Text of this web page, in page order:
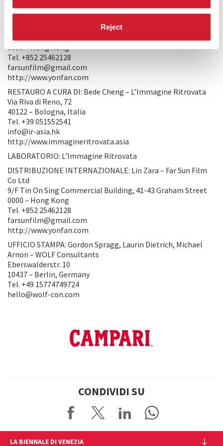
Reject
PRODUZIONE/DISTRIBUZIONE
PRODUZIONE: Yonfan– Far Sun Film Co Ltd
0000 – Hong Kong
Tel. +852 25462128
farsunfilm@gmail.com
http://www.yonfan.com
RESTAURO A CURA DI: Bede Cheng – L’Immagine Ritrovata
Via Riva di Reno, 72
40122 – Bologna, Italia
Tel. +39 051552541
info@ir-asia.hk
http://www.immagineritrovata.asia
LABORATORIO: L’Immagine Ritrovata
DISTRIBUZIONE INTERNAZIONALE: Lin Zara – Far Sun Film
Co Ltd
9/F Tin On Sing Commercial Building, 41-43 Graham Street
0000 – Hong Kong
Tel. +852 25462128
farsunfilm@gmail.com
http://www.yonfan.com
UFFICIO STAMPA: Gordon Spragg, Laurin Dietrich, Michael
Arnon – WOLF Consultants
Eberswalderstr. 10
10437 – Berlin, Germany
Tel. +49 15774749724
hello@wolf-con.com
CONDIVIDI SU
LA BIENNALE DI VENEZIA